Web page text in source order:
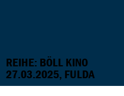
REIHE: BÖLL KINO
27.03.2025, FULDA